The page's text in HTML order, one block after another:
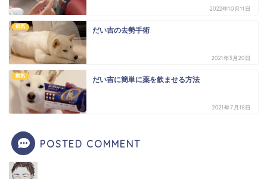
2022年10月11日
病気 だい吉の去勢手術
2021年3月20日
病気 だい吉に簡単に薬を飲ませる方法
2021年7月18日
POSTED COMMENT